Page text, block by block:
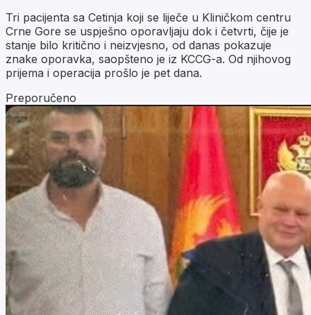
Tri pacijenta sa Cetinja koji se liječe u Kliničkom centru
Crne Gore se uspješno oporavljaju dok i četvrti, čije je
stanje bilo kritično i neizvjesno, od danas pokazuje
znake oporavka, saopšteno je iz KCCG-a. Od njihovog
prijema i operacija prošlo je pet dana.
Preporučeno